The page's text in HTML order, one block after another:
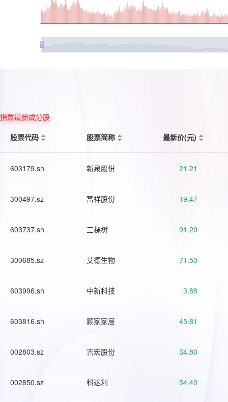
指数最新成分股
股票代码
股票简称 最新价(元)
603179.sh 新泉股份 21.21
300497.sz 富祥股份 19.47
603737.sh 三棵树 91.29
300685.sz 艾德生物 71.50
603996.sh 中新科技 3.88
603816.sh 顾家家居 45.81
002803.sz 吉宏股份 34.80
002850.sz 科达利 54.40